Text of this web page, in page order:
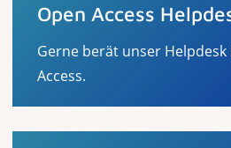
Open Access
Gerne berät unser Helpdesk
Access.